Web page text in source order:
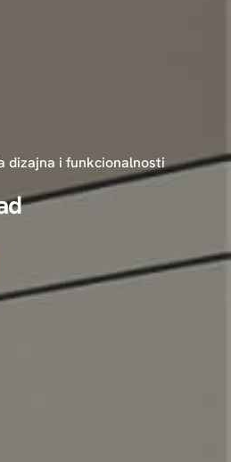
dizajna i funkcionalnosti
d